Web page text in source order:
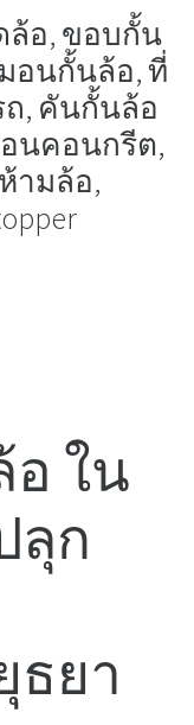
ล้อ, ขอบกั้น
อนกั้นล้อ, ที่
, คันกั้นล้อ
นคอนกรีต,
ามล้อ,
อ ใน
ลุก
ธยา